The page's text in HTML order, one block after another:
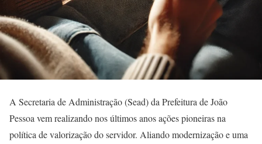
A Secretaria de Administração (Sead) da Prefeitura de João
Pessoa vem realizando nos últimos anos ações pioneiras na
política de valorização do servidor. Aliando modernização e uma